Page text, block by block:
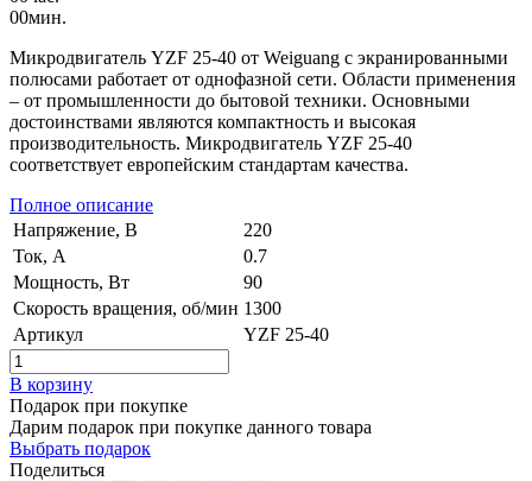
00мин.
Микродвигатель YZF 25-40 от Weiguang с экранированными
полюсами работает от однофазной сети. Области применения
– от промышленности до бытовой техники. Основными
достоинствами являются компактность и высокая
производительность. Микродвигатель YZF 25-40
соответствует европейским стандартам качества.
Полное описание
Напряжение, В
220
Ток, А
0.7
Мощность, Вт
90
Скорость вращения, об/мин 1300
Артикул
YZF 25-40
В корзину
Подарок при покупке
Дарим подарок при покупке данного товара
Выбрать подарок
Поделиться